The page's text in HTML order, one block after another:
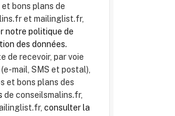
bons plans de
et mailinglist.fr,
notre politique de
des données.
de recevoir, par voie
mail, SMS et postal),
et bons plans des
de conseilsmalins.fr,
consulter la